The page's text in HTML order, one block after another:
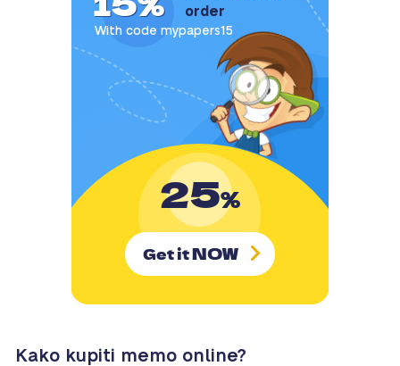
order
With code mypapers15
25%
Get itNOW
Kako kupiti memo online?